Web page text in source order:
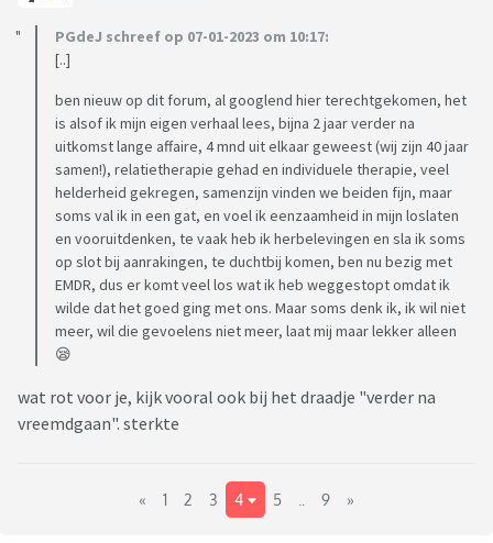
PGdeJ schreef op 07-01-2023 om 10:17:
[..]
ben nieuw op dit forum, al googlend hier terechtgekomen, het
is alsof ik mijn eigen verhaal lees, bijna 2 jaar verder na
uitkomst lange affaire, 4 mnd uit elkaar geweest (wij zijn 40 jaar
samen!), relatietherapie gehad en individuele therapie, veel
helderheid gekregen, samenzijn vinden we beiden fijn, maar
soms val ik in een gat, en voel ik eenzaamheid in mijn loslaten
en vooruitdenken, te vaak heb ik herbelevingen en sla ik soms
op slot bij aanrakingen, te duchtbij komen, ben nu bezig met
EMDR, dus er komt veel los wat ik heb weggestopt omdat ik
wilde dat het goed ging met ons. Maar soms denk ik, ik wil niet
meer, wil die gevoelens niet meer, laat mij maar lekker alleen
😪
wat rot voor je, kijk vooral ook bij het draadje "verder na
vreemdgaan". sterkte
« 1 2 3 4 5 9 »